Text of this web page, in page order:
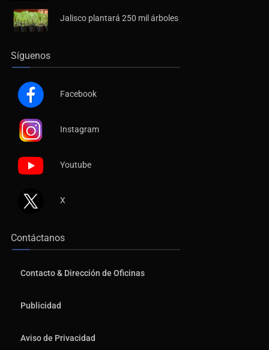
Jalisco plantará 250 mil árboles
Síguenos
Facebook
Instagram
Youtube
X
Contáctanos
Contacto & Dirección de Oficinas
Publicidad
Aviso de Privacidad